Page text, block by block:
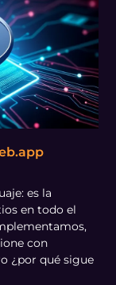
es la
en todo el
con
¿por qué sigue